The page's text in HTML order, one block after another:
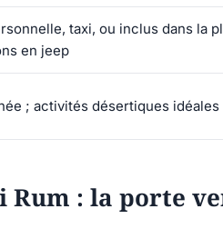
taxi, ou inclus dans la
en jeep
; activités désertiques
Rum : la porte